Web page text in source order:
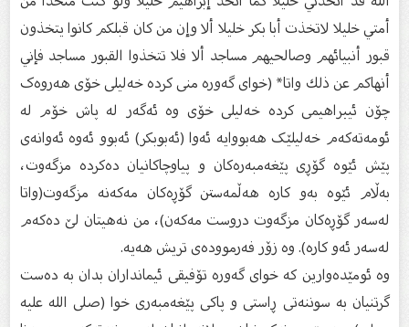
أمتي خليلا لاتخذت أبا بكر خليلا ألا وإن من كان قبلكم كانوا يتخذون
قبور أنبيائهم وصالحيهم مساجد ألا فلا تتخذوا القبور مساجد فإني
أنهاكم عن ذلك واتا* (خوای گه‌وره‌ منی کرده‌ خه‌لیلی خۆی هه‌روه‌ک
چۆن ئیبراهیمی کرده‌ خه‌لیلی خۆی وه‌ ئه‌گه‌ر له‌ پاش خۆم له‌
ئومه‌ته‌که‌م خه‌لیلێک هه‌بووایه‌ ئه‌وا (ئه‌بوبکر) ئه‌بوو ئه‌وه‌ ئه‌وانه‌ی
پێش ئێوه‌ گۆڕی پێغه‌مبه‌ره‌کان و پیاوچاکانیان ده‌کرده‌ مزگه‌وت،
به‌ڵام ئێوه‌ به‌و کاره‌ هه‌ڵمه‌ستن گۆڕه‌کان مه‌که‌نه‌ مزگه‌وت(واتا
له‌سه‌ر گۆڕه‌کان مزگه‌وت دروست مه‌که‌ن)‌، من نه‌هیتان لێ ده‌که‌م
له‌سه‌ر ئه‌و کاره‌). وه‌ زۆر فه‌رمووده‌ی تریش هه‌یه‌.
وه‌ ئومێده‌وارین که‌ خوای گه‌وره‌ تۆفیقی ئیمانداران بدان به‌ ده‌ست
گرتنیان به‌ سوننه‌تی ڕاستی و پاکی پێغه‌مبه‌ری خوا (صلى الله عليه